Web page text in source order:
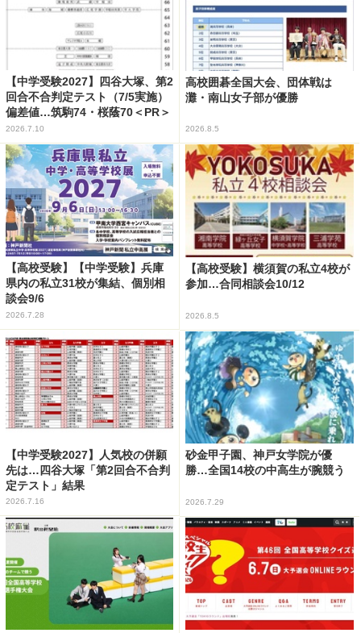
【中学受験2027】四谷大塚、第2
回合不合判定テスト（7/5実施）
偏差値…筑駒74・桜蔭70＜PR＞
2026.7.10
高校囲碁全国大会、団体戦は
灘・南山女子部が優勝
2026.8.5
【高校受験】【中学受験】兵庫
県内の私立31校が集結、個別相
談会9/6
2026.7.28
【高校受験】横須賀の私立4校が
参加…合同相談会10/12
2026.8.5
【中学受験2027】人気校の併願
先は…四谷大塚「第2回合不合判
定テスト」結果
2026.7.16
砂金甲子園、神戸女学院が優
勝…全国14校の中高生が腕競う
2026.7.29